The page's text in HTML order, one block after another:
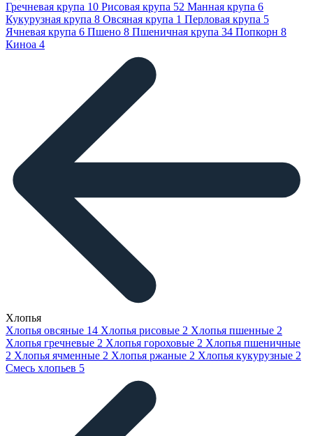
Гречневая крупа 10 Рисовая крупа 52 Манная крупа 6
Кукурузная крупа 8 Овсяная крупа 1 Перловая крупа 5
Ячневая крупа 6 Пшено 8 Пшеничная крупа 34 Попкорн 8
Киноа 4
Хлопья
Хлопья овсяные 14 Хлопья рисовые 2 Хлопья пшенные 2
Хлопья гречневые 2 Хлопья гороховые 2 Хлопья пшеничные
2 Хлопья ячменные 2 Хлопья ржаные 2 Хлопья кукурузные 2
Смесь хлопьев 5